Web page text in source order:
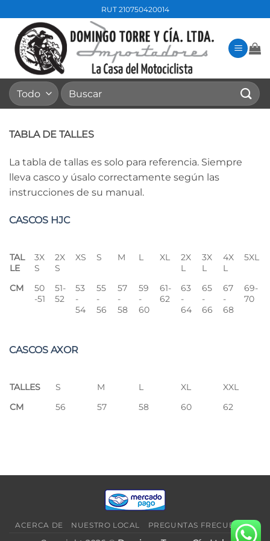
al
contenido
RUT 210750420014
Buscar
por:
TABLA DE TALLES
La tabla de tallas es solo para referencia. Siempre
lleva casco y úsalo correctamente según las
instrucciones de su manual.
CASCOS HJC
TAL
LE
3X
S
2X
S
XS S M L XL
2X
L
3X
L
4X
L
5XL
CM
50
-51
51-
52
53
-
54
55
-
56
57
-
58
59
-
60
61-
62
63
-
64
65
-
66
67
-
68
69-
70
CASCOS AXOR
TALLES S M L XL
XXL
CM
56 57 58 60 62
ACERCA DE NUESTRO LOCAL PREGUNTAS FRECUENTES